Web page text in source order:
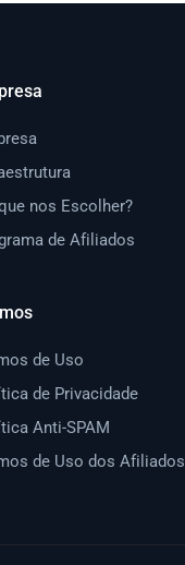
nos Escolher?
de Afiliados
de Uso
de Privacidade
Anti-SPAM
de Uso dos Afiliados